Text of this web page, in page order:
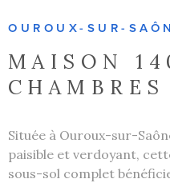
OUROUX-SUR-
MAISON
CHAMBRES
Située à Ouroux-sur-
paisible et verdoyant,
sous-sol complet